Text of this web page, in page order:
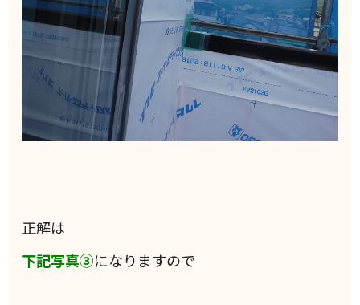
正解は
下記写真③になりますので